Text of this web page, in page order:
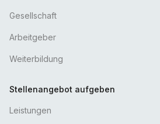
Gesellschaft
Arbeitgeber
Weiterbildung
Stellenangebot aufgeben
Leistungen